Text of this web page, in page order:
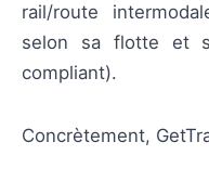
rail/route
selon sa flotte et
compliant).
Concrètement,